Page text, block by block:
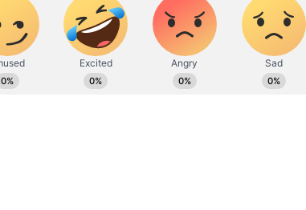
ದರ್ಶನ್ ಮತ್ತು ನಿರ್ಮಾಪಕ ಮುನಿರತ್ನ; 'ಕುರುಕ್ಷೇತ್ರ'ದಲ್ಲಿ
ಮೇಲೆ ಬಂದಂತೆ ಅಂದು ನಟಿಸಿದ್ದ. ಕುರುಕ್ಷೇತ್ರ ಸಿನಿಮಾ